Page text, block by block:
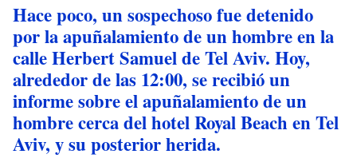
Hace poco, un sospechoso fue detenido
por la apuñalamiento de un hombre en la
calle Herbert Samuel de Tel Aviv. Hoy,
alrededor de las 12:00, se recibió un
informe sobre el apuñalamiento de un
hombre cerca del hotel Royal Beach en Tel
Aviv, y su posterior herida.